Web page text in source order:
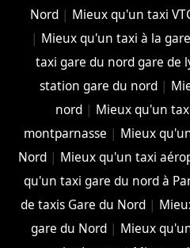
Nord| Mieux qu'un taxi
| Mieux qu'un taxi à la
taxi gare du nord gare de
station gare du nord|
nord| Mieux qu'un
montparnasse | Mieux
Nord| Mieux qu'un taxi
qu'un taxi gare du nord à
de taxis Gare du Nord|
gare du Nord| Mieux